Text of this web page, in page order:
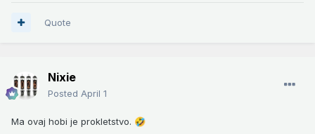
Quote
Nixie
Posted April 1
Ma ovaj hobi je prokletstvo. 🤣